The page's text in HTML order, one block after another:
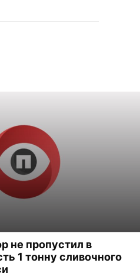
не пропустил в
1 тонну сливочного